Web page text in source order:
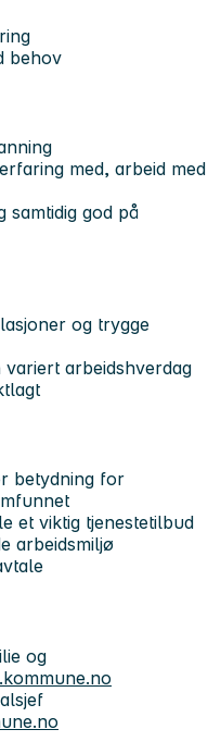
behov
med, arbeid med
samtidig god på
og trygge
arbeidshverdag
betydning for
et viktig tjenestetilbud
arbeidsmiljø
og